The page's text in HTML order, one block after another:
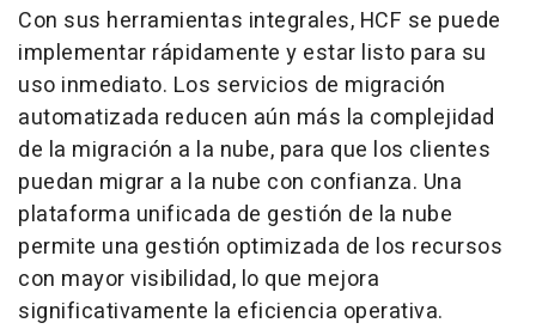
Con sus herramientas integrales, HCF se puede
implementar rápidamente y estar listo para su
uso inmediato. Los servicios de migración
automatizada reducen aún más la complejidad
de la migración a la nube, para que los clientes
puedan migrar a la nube con confianza. Una
plataforma unificada de gestión de la nube
permite una gestión optimizada de los recursos
con mayor visibilidad, lo que mejora
significativamente la eficiencia operativa.